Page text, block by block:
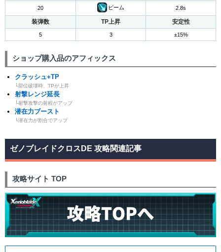
20 ビーム 2.8s
装弾数 TP上昇 安定性
5 3 ±15%
ショップ購入品のアフィックス
クラッシュ+TP
└部位破壊時、TPが上昇
射撃レンジ延長
└射撃攻撃の射程がアップ
潜在力ブースト
└潜在力が割合でアップ
ゼノブレイドクロスDE 攻略関連記事
攻略サイト TOP